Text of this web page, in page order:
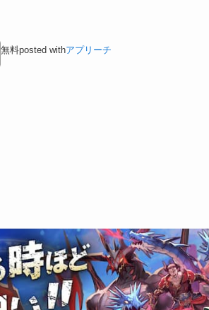
無料posted withアプリーチ